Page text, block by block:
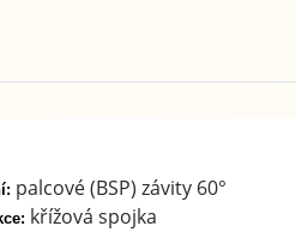
palcové (BSP) závity 60°
křížová spojka